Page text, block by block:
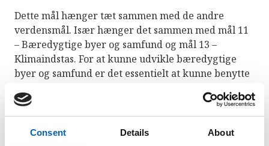
Consent Details About
Dette mål hænger tæt sammen med de andre
verdensmål. Især hænger det sammen med mål 11
– Bæredygtige byer og samfund og mål 13 –
Klimaindstas. For at kunne udvikle bæredygtige
byer og samfund er det essentielt at kunne benytte
menneskelig aktivitet kræver energi. Det koster
energi at drive sygehuse, køre busser og færger,
drive en kontorbygning eller lave mad for blot at